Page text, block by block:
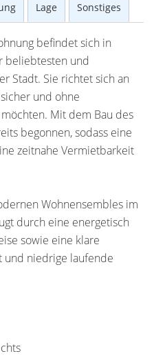
Lage Sonstiges
befindet sich in
beliebtesten und
Stadt. Sie richtet sich an
und ohne
Mit dem Bau des
begonnen, sodass eine
zeitnahe Vermietbarkeit
Wohnensembles im
durch eine energetisch
sowie eine klare
und niedrige laufende